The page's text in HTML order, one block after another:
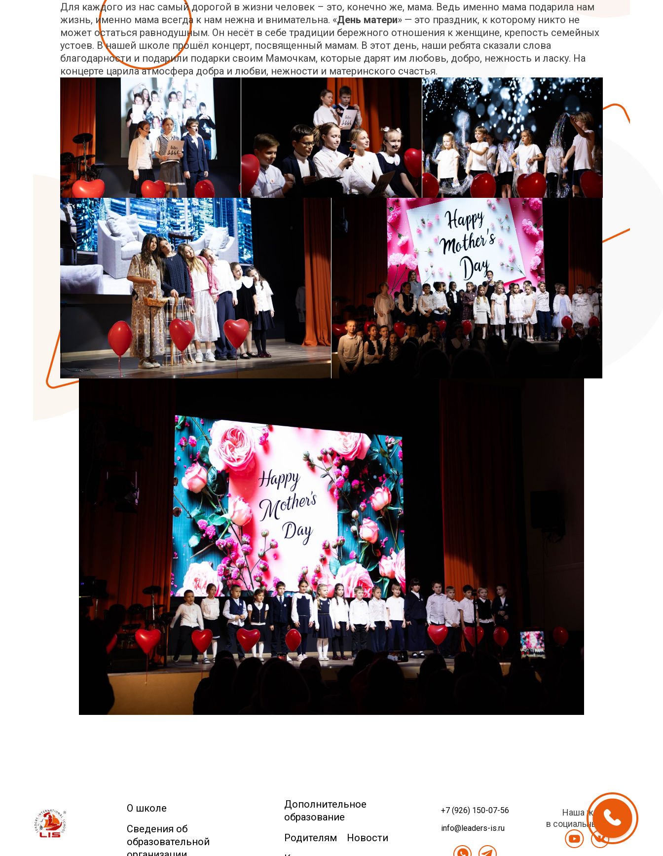
Для каждого из нас самый дорогой в жизни человек – это, конечно же, мама. Ведь именно мама подарила нам
жизнь, именно мама всегда к нам нежна и внимательна. «День матери» — это праздник, к которому никто не
может остаться равнодушным. Он несёт в себе традиции бережного отношения к женщине, крепость семейных
устоев. В нашей школе прошёл концерт, посвященный мамам. В этот день, наши ребята сказали слова
благодарности и подарили подарки своим Мамочкам, которые дарят им любовь, добро, нежность и ласку. На
концерте царила атмосфера добра и любви, нежности и материнского счастья.
О школе
Сведения об
образовательной
Дополнительное
образование
Родителям
Новости
+7 (926) 150-07-56
info@leaders-is.ru
Наша жизнь
в социальных сетях